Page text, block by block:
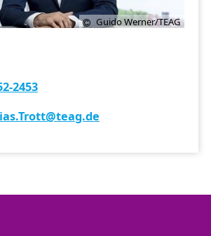
Guido Werner/TEAG
2453
@teag.de